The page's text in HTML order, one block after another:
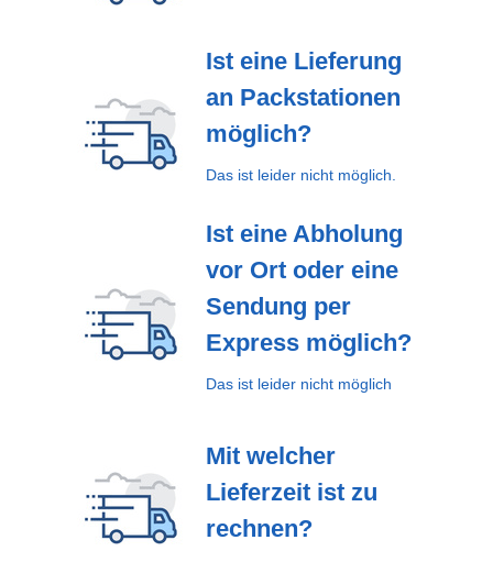
Ist eine Lieferung
an Packstationen
möglich?
Das ist leider nicht möglich.
Ist eine Abholung
vor Ort oder eine
Sendung per
Express möglich?
Das ist leider nicht möglich
Mit welcher
Lieferzeit ist zu
rechnen?